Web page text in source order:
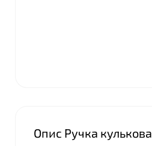
Опис Ручка